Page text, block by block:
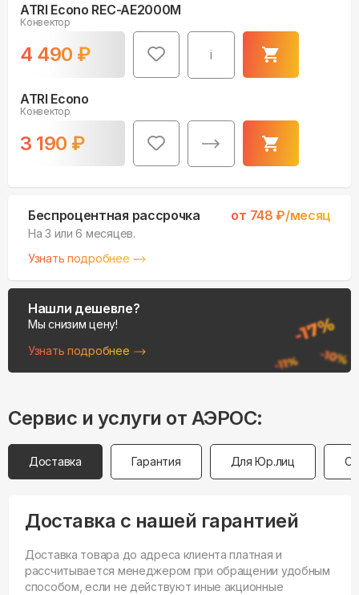
ATRI Econo REC-AE2000M
Конвектор
4 490 ₽ i
ATRI Econo
Конвектор
3 190 ₽
Беспроцентная рассрочка от 748 ₽/месяц
На 3 или 6 месяцев.
Узнать подробнее
Нашли дешевле?
Мы снизим цену!
Узнать подробнее
Сервис и услуги от АЭРОС:
Доставка Гарантия Для Юр.лиц
Доставка с нашей гарантией
Доставка товара до адреса клиента платная и
рассчитывается менеджером при обращении удобным
способом, если не действуют иные акционные